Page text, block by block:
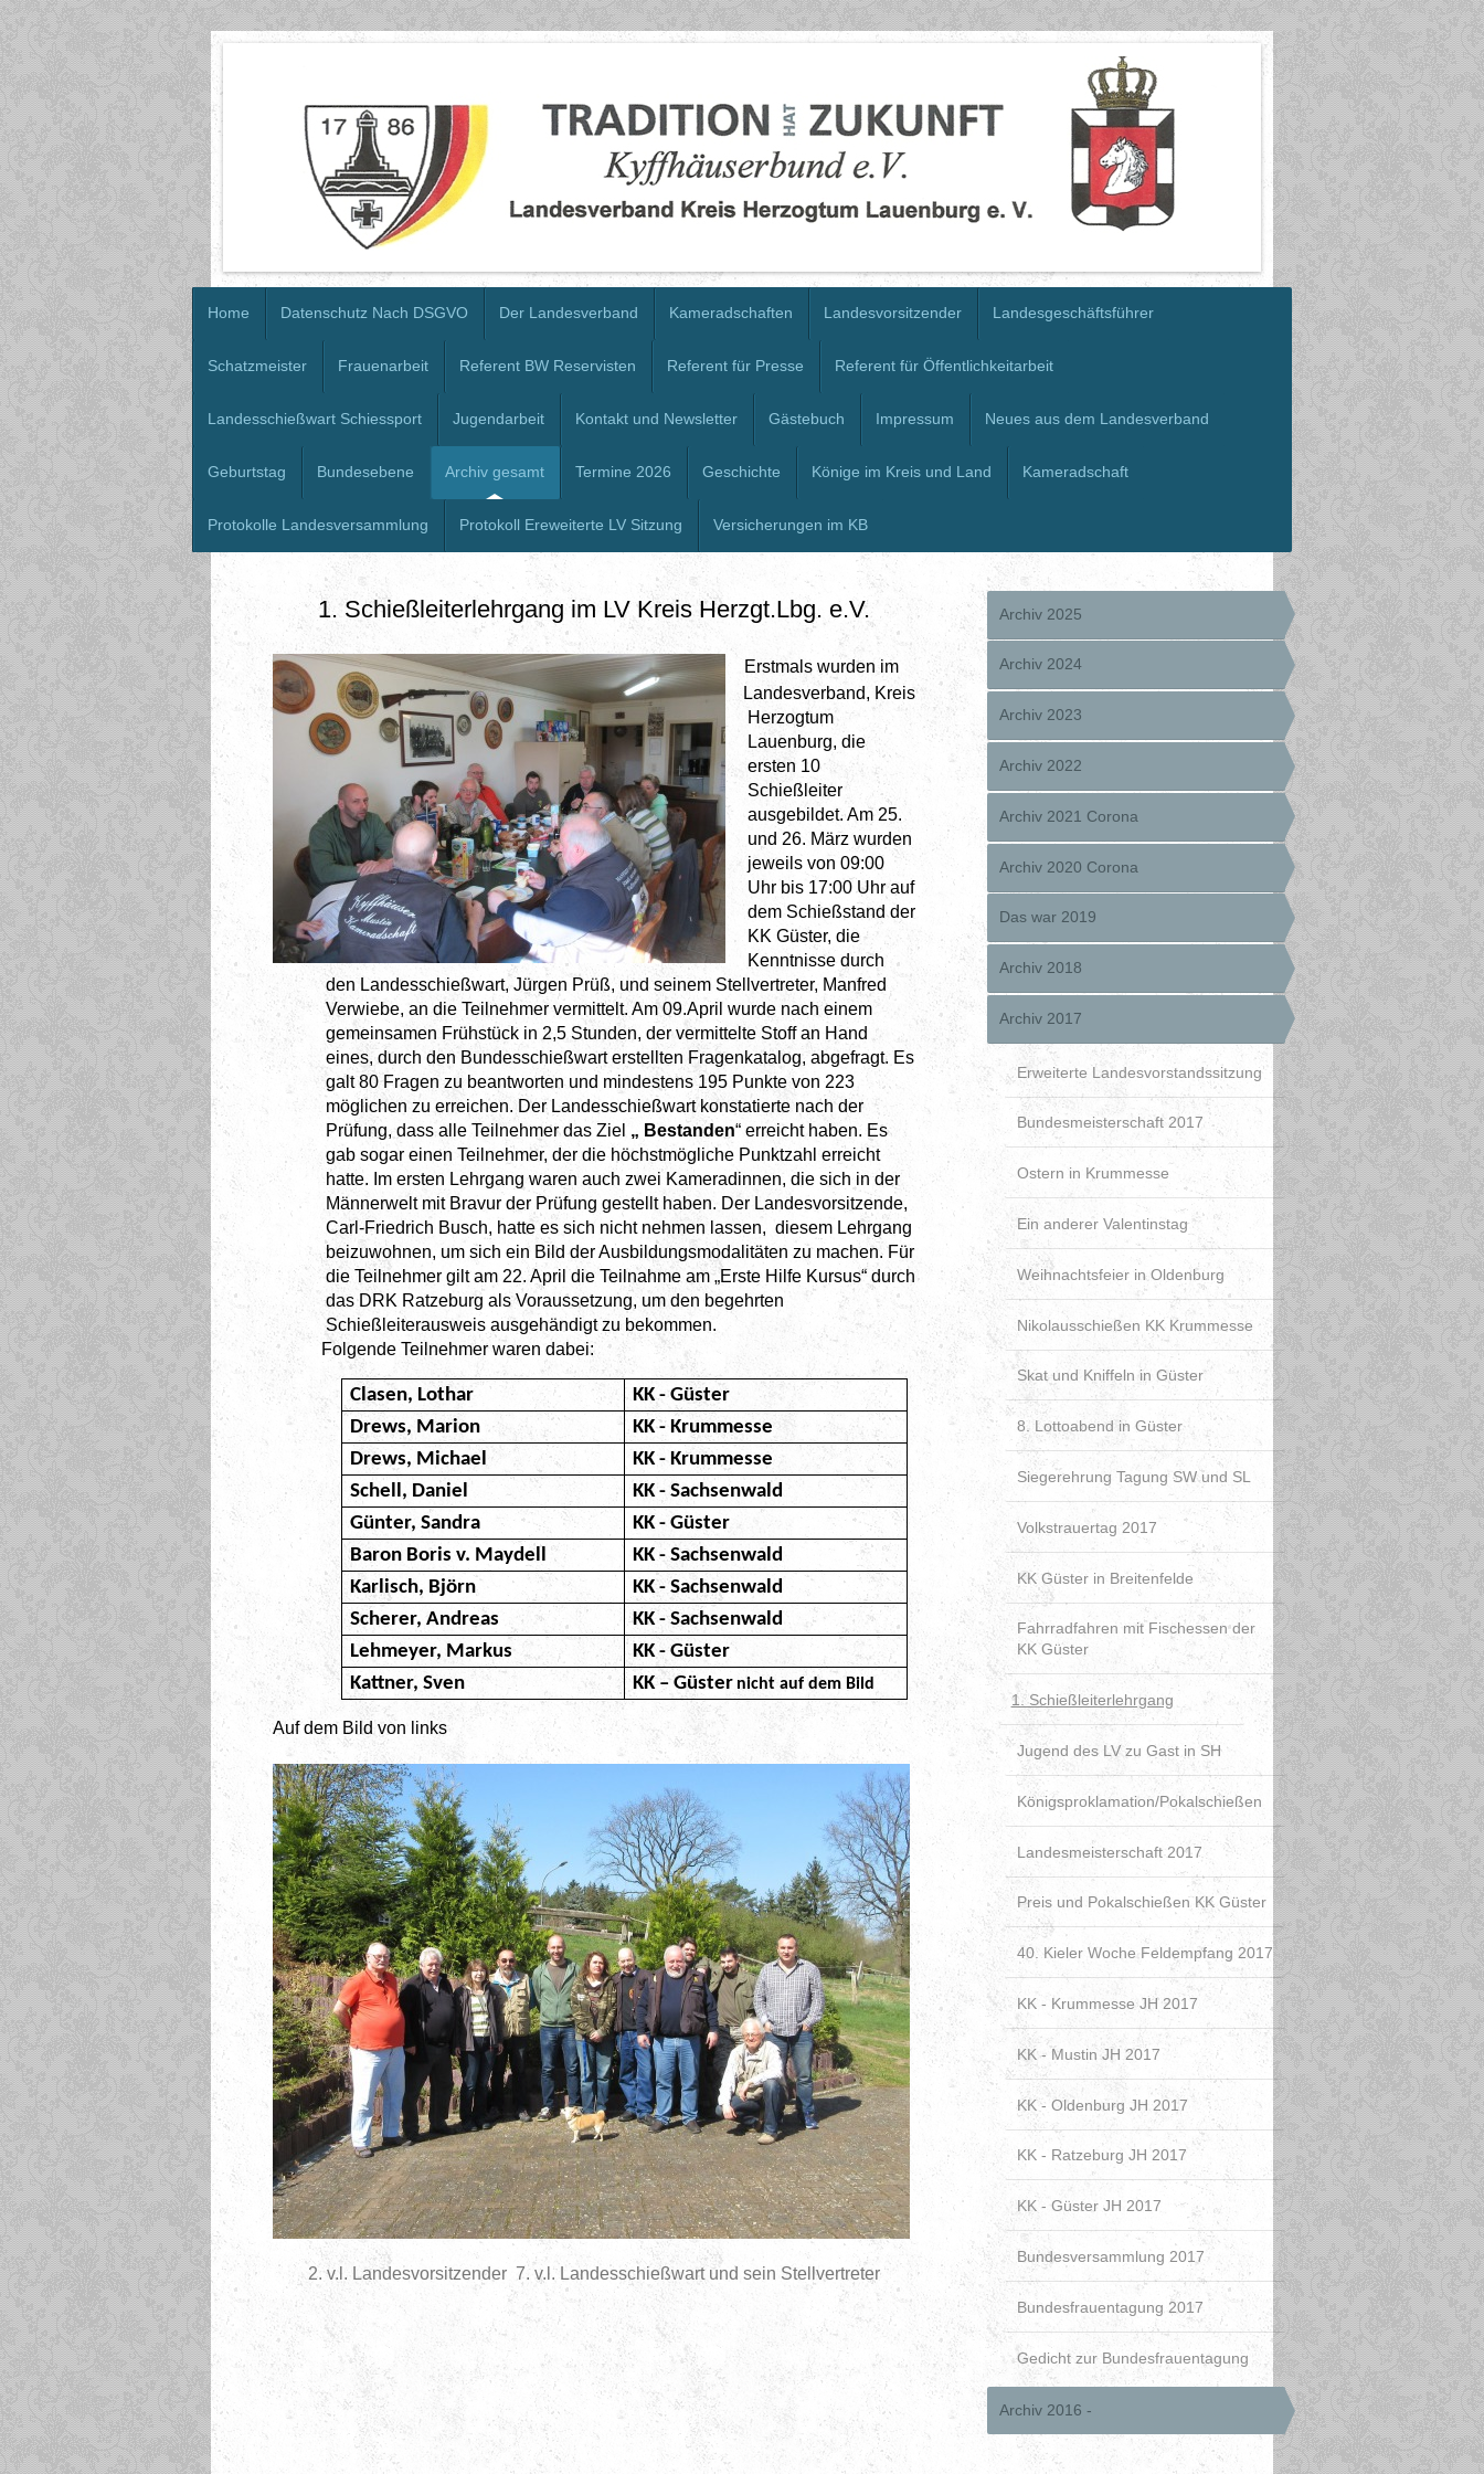
Home Datenschutz Nach DSGVO Der Landesverband Kameradschaften Landesvorsitzender Landesgeschäftsführer
Schatzmeister Frauenarbeit Referent BW Reservisten Referent für Presse Referent für Öffentlichkeitarbeit
Landesschießwart Schiessport Jugendarbeit Kontakt und Newsletter Gästebuch Impressum Neues aus dem Landesverband
Geburtstag Bundesebene Archiv gesamt Termine 2026 Geschichte Könige im Kreis und Land Kameradschaft
Protokolle Landesversammlung Protokoll Ereweiterte LV Sitzung Versicherungen im KB
1. Schießleiterlehrgang im LV Kreis Herzgt.Lbg. e.V.
Erstmals wurden im
Landesverband, Kreis
Herzogtum
Lauenburg, die
ersten 10
Schießleiter
ausgebildet. Am 25.
und 26. März wurden
jeweils von 09:00
Uhr bis 17:00 Uhr auf
dem Schießstand der
KK Güster, die
Kenntnisse durch
den Landesschießwart, Jürgen Prüß, und seinem Stellvertreter, Manfred
Verwiebe, an die Teilnehmer vermittelt. Am 09.April wurde nach einem
gemeinsamen Frühstück in 2,5 Stunden, der vermittelte Stoff an Hand
eines, durch den Bundesschießwart erstellten Fragenkatalog, abgefragt. Es
galt 80 Fragen zu beantworten und mindestens 195 Punkte von 223
möglichen zu erreichen. Der Landesschießwart konstatierte nach der
Prüfung, dass alle Teilnehmer das Ziel „ Bestanden“ erreicht haben. Es
gab sogar einen Teilnehmer, der die höchstmögliche Punktzahl erreicht
hatte. Im ersten Lehrgang waren auch zwei Kameradinnen, die sich in der
Männerwelt mit Bravur der Prüfung gestellt haben. Der Landesvorsitzende,
Carl-Friedrich Busch, hatte es sich nicht nehmen lassen, diesem Lehrgang
beizuwohnen, um sich ein Bild der Ausbildungsmodalitäten zu machen. Für
die Teilnehmer gilt am 22. April die Teilnahme am „Erste Hilfe Kursus“ durch
das DRK Ratzeburg als Voraussetzung, um den begehrten
Schießleiterausweis ausgehändigt zu bekommen.
Folgende Teilnehmer waren dabei:
Clasen, Lothar
KK - Güster
Drews, Marion
KK - Krummesse
Drews, Michael
KK - Krummesse
Schell, Daniel
KK - Sachsenwald
Günter, Sandra
KK - Güster
Baron Boris v. Maydell
KK - Sachsenwald
Karlisch, Björn
KK - Sachsenwald
Scherer, Andreas
KK - Sachsenwald
Lehmeyer, Markus
KK - Güster
Kattner, Sven
KK – Güster nicht auf dem Bild
Auf dem Bild von links
2. v.l. Landesvorsitzender 7. v.l. Landesschießwart und sein Stellvertreter
Archiv 2025
Archiv 2024
Archiv 2023
Archiv 2022
Archiv 2021 Corona
Archiv 2020 Corona
Das war 2019
Archiv 2018
Archiv 2017
Erweiterte Landesvorstandssitzung
Bundesmeisterschaft 2017
Ostern in Krummesse
Ein anderer Valentinstag
Weihnachtsfeier in Oldenburg
Nikolausschießen KK Krummesse
Skat und Kniffeln in Güster
8. Lottoabend in Güster
Siegerehrung Tagung SW und SL
Volkstrauertag 2017
KK Güster in Breitenfelde
Fahrradfahren mit Fischessen der
KK Güster
1. Schießleiterlehrgang
Jugend des LV zu Gast in SH
Königsproklamation/Pokalschießen
Landesmeisterschaft 2017
Preis und Pokalschießen KK Güster
40. Kieler Woche Feldempfang 2017
KK - Krummesse JH 2017
KK - Mustin JH 2017
KK - Oldenburg JH 2017
KK - Ratzeburg JH 2017
KK - Güster JH 2017
Bundesversammlung 2017
Bundesfrauentagung 2017
Gedicht zur Bundesfrauentagung
Archiv 2016 -